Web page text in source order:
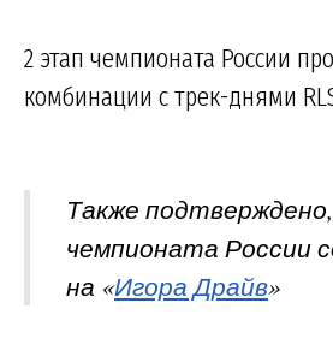
2 этап чемпионата России
комбинации с трек-днями
Также
чемпионата России
на «Игора Драйв»